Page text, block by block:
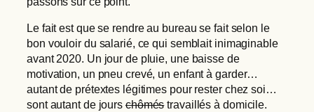
Le fait est que se rendre au bureau se fait selon le
bon vouloir du salarié, ce qui semblait inimaginable
avant 2020. Un jour de pluie, une baisse de
motivation, un pneu crevé, un enfant à garder…
autant de prétextes légitimes pour rester chez soi…
sont autant de jours chôméstravaillés à domicile.